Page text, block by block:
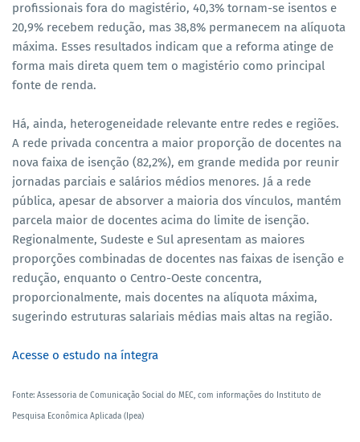
profissionais fora do magistério, 40,3% tornam-se isentos e
20,9% recebem redução, mas 38,8% permanecem na alíquota
máxima. Esses resultados indicam que a reforma atinge de
forma mais direta quem tem o magistério como principal
fonte de renda.
Há, ainda, heterogeneidade relevante entre redes e regiões.
A rede privada concentra a maior proporção de docentes na
nova faixa de isenção (82,2%), em grande medida por reunir
jornadas parciais e salários médios menores. Já a rede
pública, apesar de absorver a maioria dos vínculos, mantém
parcela maior de docentes acima do limite de isenção.
Regionalmente, Sudeste e Sul apresentam as maiores
proporções combinadas de docentes nas faixas de isenção e
redução, enquanto o Centro-Oeste concentra,
proporcionalmente, mais docentes na alíquota máxima,
sugerindo estruturas salariais médias mais altas na região.
Acesse o estudo na íntegra
Fonte: Assessoria de Comunicação Social do MEC, com informações do Instituto de
Pesquisa Econômica Aplicada (Ipea)